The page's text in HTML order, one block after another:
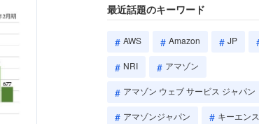
最近話題のキーワード
AWS Amazon JP
NRI アマゾン
アマゾン ウェブ サービス ジャパン
アマゾンジャパン キーエンス